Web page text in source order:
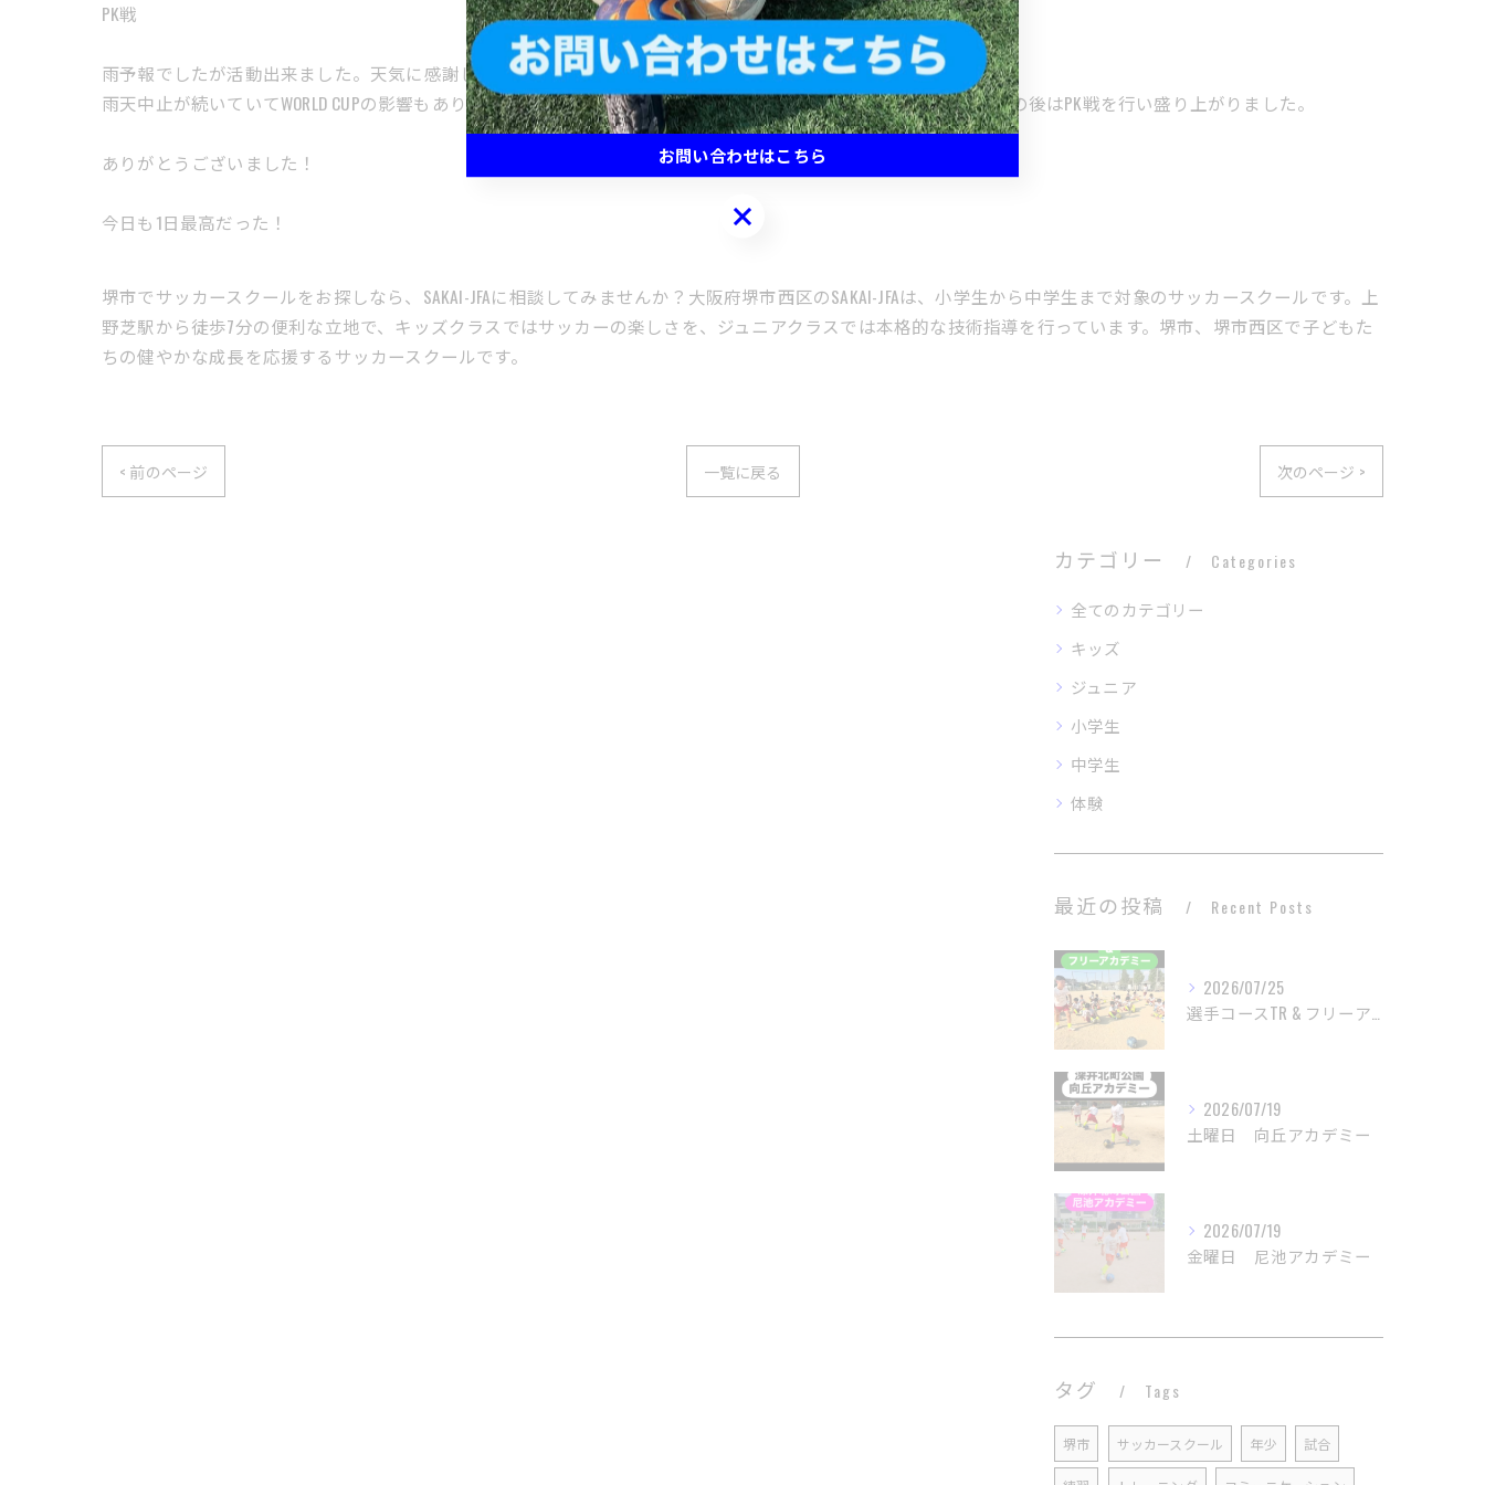
PK戦
雨予報でしたが活動出来ました。天気に感謝します。
雨天中止が続いていてWORLD CUPの影響もありGAMEを早くしたい感じがしたのでW-UP後はGAMEを行いました。GAMEの後はPK戦を行い盛り上がりました。
ありがとうございました！
今日も1日最高だった！
堺市でサッカースクールをお探しなら、SAKAI-JFAに相談してみませんか？大阪府堺市西区のSAKAI-JFAは、小学生から中学生まで対象のサッカースクールです。上
野芝駅から徒歩7分の便利な立地で、キッズクラスではサッカーの楽しさを、ジュニアクラスでは本格的な技術指導を行っています。堺市、堺市西区で子どもた
ちの健やかな成長を応援するサッカースクールです。
< 前のページ 一覧に戻る 次のページ >
カテゴリー Categories
全てのカテゴリー
キッズ
ジュニア
小学生
中学生
体験
最近の投稿 Recent Posts
2026/07/25
2026/07/19
土曜日 向丘アカデミー
2026/07/19
金曜日 尼池アカデミー
タグ Tags
堺市 サッカースクール 年少 試合
お問い合わせはこちら
お問い合わせはこちら